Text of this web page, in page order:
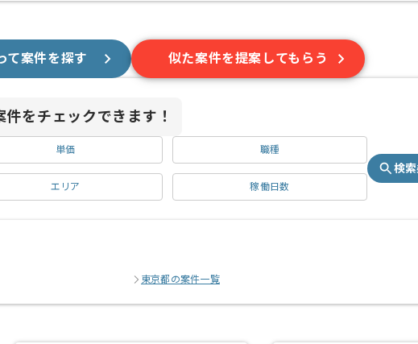
て案件を探す 似た案件を提案してもらう
をチェックできます！
単価 職種
エリア 稼働日数
検
東京都の案件一覧